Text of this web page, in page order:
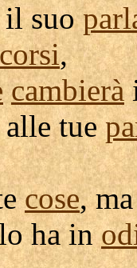
il suo
,
cambierà
tue
cose,
ha in